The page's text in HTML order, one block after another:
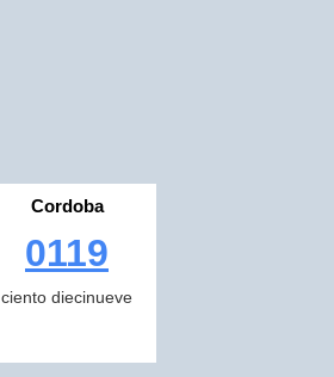
Cordoba
0119
ciento diecinueve